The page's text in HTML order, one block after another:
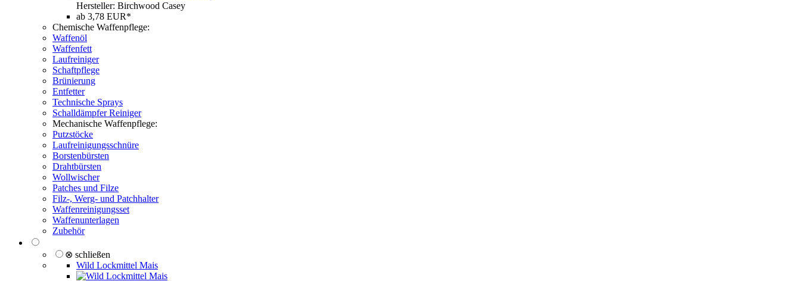
Hersteller: Birchwood Casey
ab 3,78 EUR*
Chemische Waffenpflege:
Waffenöl
Waffenfett
Laufreiniger
Schaftpflege
Brünierung
Entfetter
Technische Sprays
Schalldämpfer Reiniger
Mechanische Waffenpflege:
Putzstöcke
Laufreinigungsschnüre
Borstenbürsten
Drahtbürsten
Wollwischer
Patches und Filze
Filz-, Werg- und Patchhalter
Waffenreinigungsset
Waffenunterlagen
Zubehör
⊗ schließen
Wild Lockmittel Mais